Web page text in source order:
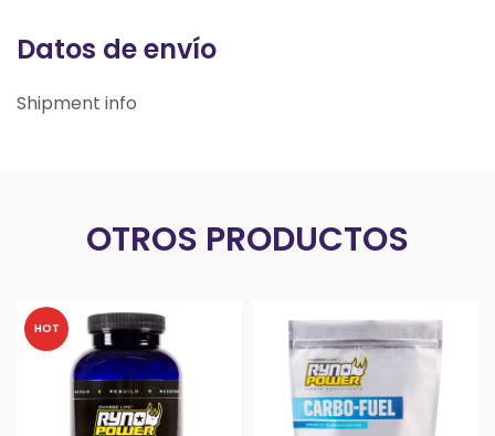
Datos de envío
Shipment info
OTROS PRODUCTOS
HOT